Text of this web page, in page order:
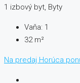
1 izbový byt, Byty
Vaňa: 1
32 m²
Na predaj Horúca